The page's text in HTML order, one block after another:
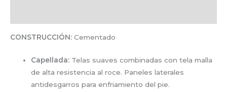
CONSTRUCCIÓN: Cementado
Capellada: Telas suaves combinadas con tela malla
de alta resistencia al roce. Paneles laterales
antidesgarros para enfriamiento del pie.